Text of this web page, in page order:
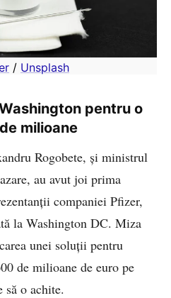
/ Unsplash
pentru o
milioane
Rogobete, și ministrul
au avut joi prima
companiei Pfizer,
la Washington DC. Miza
unei soluții pentru
de milioane de euro pe
să o achite.